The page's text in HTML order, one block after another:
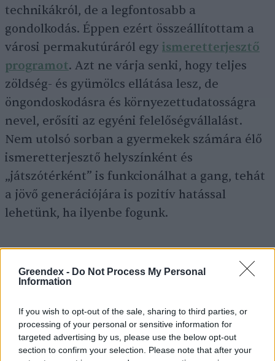
Greendex - Do Not Process My Personal
Information
If you wish to opt-out of the sale, sharing to third parties, or
processing of your personal or sensitive information for
targeted advertising by us, please use the below opt-out
section to confirm your selection. Please note that after your
technikákról, de a legfontosabb a
gondolkodás. Éppen ezért összeállítottam a
városi permakutúráról egy ismeretterjesztő
programot. Azt ne várja senki, hogy teljes
zöldség- és gyümölcs ellátása lesz, de
öngondoskodásra és környezettudatosságra
nevel, erősíti az egyéni felelőségvállalást.
Nem utolsó sorban a gyermekek számára élő
ismeretterjesztő helyszínként és
„játszótérként” is funkcionálhat a gang, tehát
a jövő generációjára is pozitív hatással
lehetünk, ha ilyenbe fogunk.
története, szavazz, hogy a hónap
közönségdíjasa lehessen!